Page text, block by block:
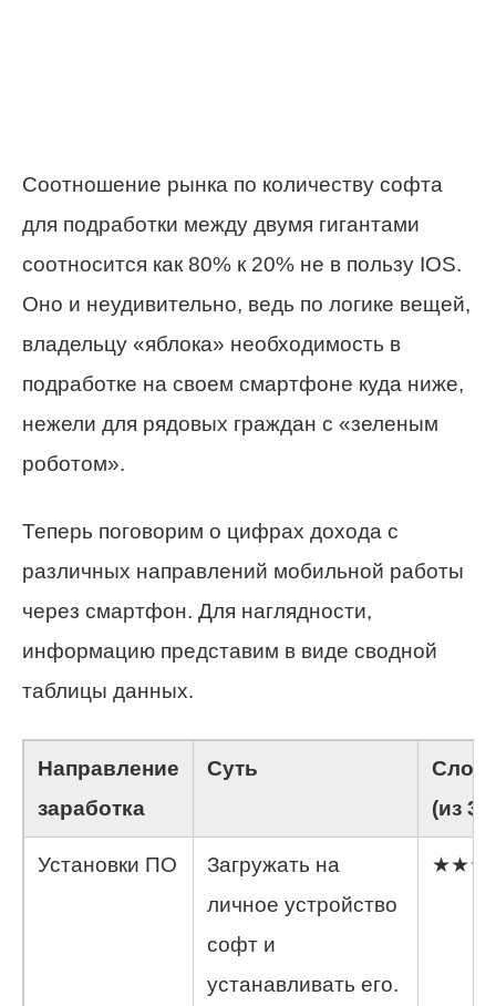
Соотношение рынка по количеству софта
для подработки между двумя гигантами
соотносится как 80% к 20% не в пользу IOS.
Оно и неудивительно, ведь по логике вещей,
владельцу «яблока» необходимость в
подработке на своем смартфоне куда ниже,
нежели для рядовых граждан с «зеленым
роботом».
Теперь поговорим о цифрах дохода с
различных направлений мобильной работы
через смартфон. Для наглядности,
информацию представим в виде сводной
таблицы данных.
Направление
заработка
Суть
(из 3)
Установки ПО
Загружать на
личное устройство
софт и
устанавливать его.
★★★